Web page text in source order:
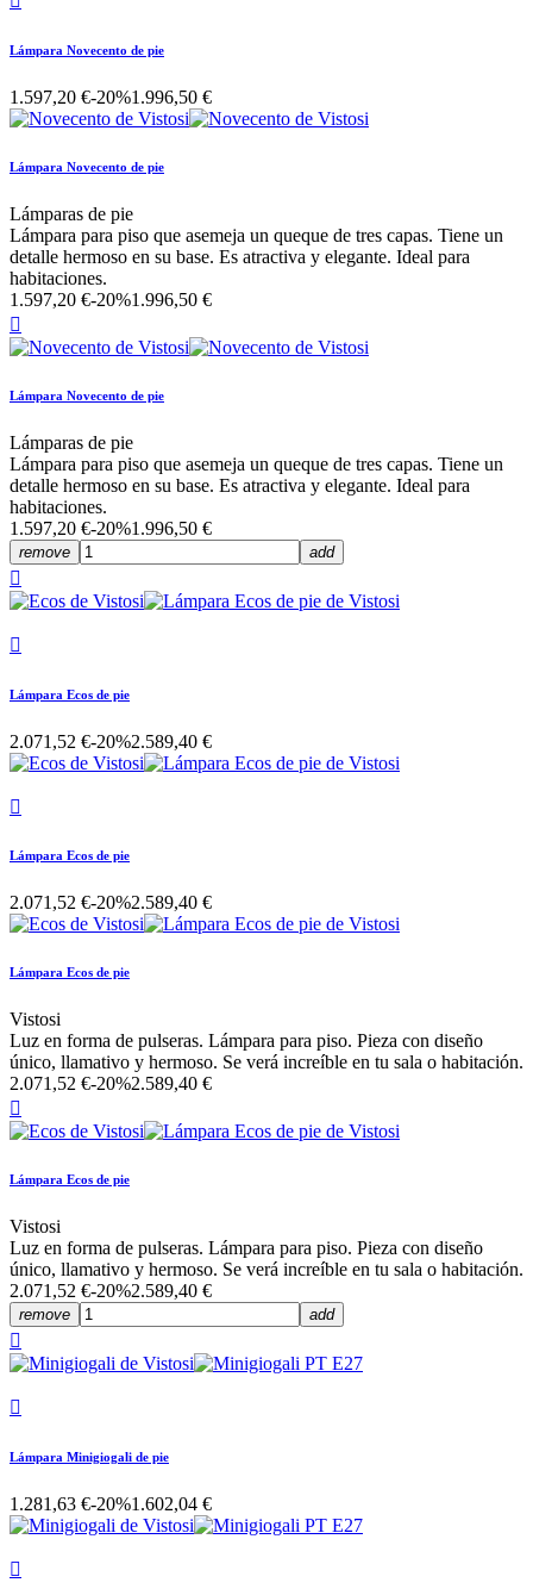
Lámpara Novecento de pie
1.597,20 €-20%1.996,50 €
Lámpara Novecento de pie
Lámparas de pie
Lámpara para piso que asemeja un queque de tres capas. Tiene un
detalle hermoso en su base. Es atractiva y elegante. Ideal para
habitaciones.
1.597,20 €-20%1.996,50 €

Lámpara Novecento de pie
Lámparas de pie
Lámpara para piso que asemeja un queque de tres capas. Tiene un
detalle hermoso en su base. Es atractiva y elegante. Ideal para
habitaciones.
1.597,20 €-20%1.996,50 €
remove add


Lámpara Ecos de pie
2.071,52 €-20%2.589,40 €

Lámpara Ecos de pie
2.071,52 €-20%2.589,40 €
Lámpara Ecos de pie
Vistosi
Luz en forma de pulseras. Lámpara para piso. Pieza con diseño
único, llamativo y hermoso. Se verá increíble en tu sala o habitación.
2.071,52 €-20%2.589,40 €

Lámpara Ecos de pie
Vistosi
Luz en forma de pulseras. Lámpara para piso. Pieza con diseño
único, llamativo y hermoso. Se verá increíble en tu sala o habitación.
2.071,52 €-20%2.589,40 €
remove add


Lámpara Minigiogali de pie
1.281,63 €-20%1.602,04 €
